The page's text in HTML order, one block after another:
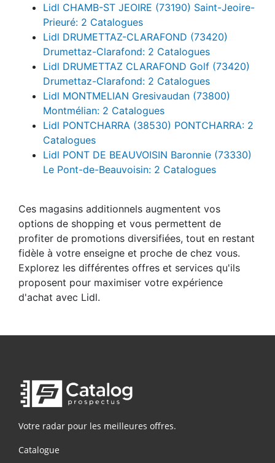
Lidl CHAMB-ST JEOIRE (73190) Saint-Jeoire-
Prieuré: 2 Catalogues
Lidl DRUMETTAZ-CLARAFOND (73420)
Drumettaz-Clarafond: 2 Catalogues
Lidl DRUMETTAZ CLARAFOND Golf (73420)
Drumettaz-Clarafond: 2 Catalogues
Lidl MONTMELIAN Gresivaudan (73800)
Montmélian: 2 Catalogues
Lidl PONTCHARRA (38530) PONTCHARRA: 2
Catalogues
Lidl PONT DE BEAUVOISIN Baronnie (73330)
Le Pont-de-Beauvoisin: 2 Catalogues
Ces magasins additionnels augmentent vos
options de shopping et vous permettent de
profiter de promotions diversifiées, tout en restant
fidèle à votre enseigne et proche de chez vous.
Explorez les différentes offres et services qu'ils
proposent pour maximiser votre expérience
d'achat avec Lidl.
Votre radar pour les meilleures offres.
Catalogue